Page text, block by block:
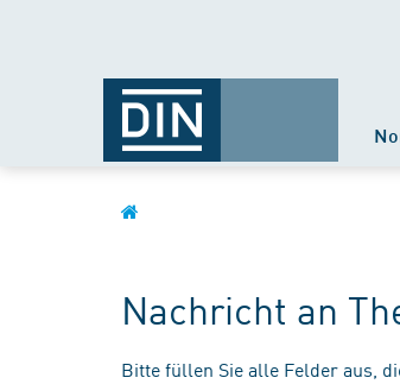
Nachricht an
Bitte füllen Sie alle Felder aus,